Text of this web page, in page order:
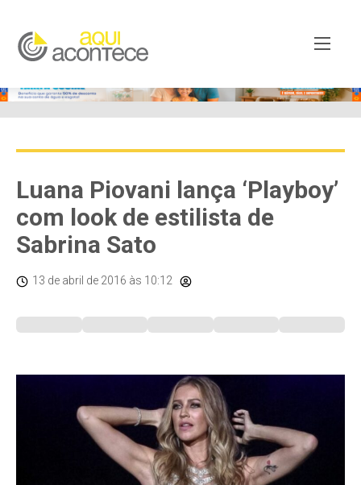
Luana Piovani lança ‘Playboy’
com look de estilista de
Sabrina Sato
13 de abril de 2016 às 10:12